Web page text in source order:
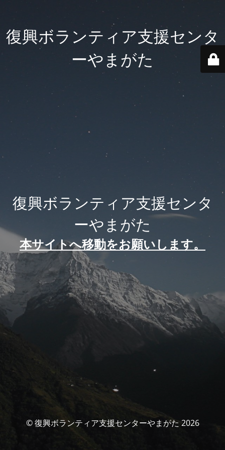
復興ボランティア支援センタ
ーやまがた
復興ボランティア支援センタ
ーやまがた
本サイトへ移動をお願いします。
© 復興ボランティア支援センターやまがた 2026